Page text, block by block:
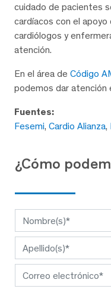
cuidado de pacientes
cardíacos con el
cardiólogos y
atención.
En el área de Código
podemos dar atención
Fuentes:
Fesemi, Cardio Alianza,
¿Cómo